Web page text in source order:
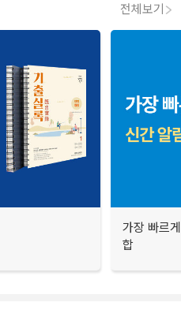
전체보기
가장 빠르
합